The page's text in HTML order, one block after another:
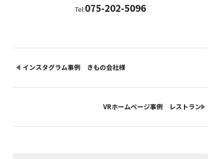
Tel:075-202-5096
インスタグラム事例 きもの会社様
VRホームページ事例 レストラン